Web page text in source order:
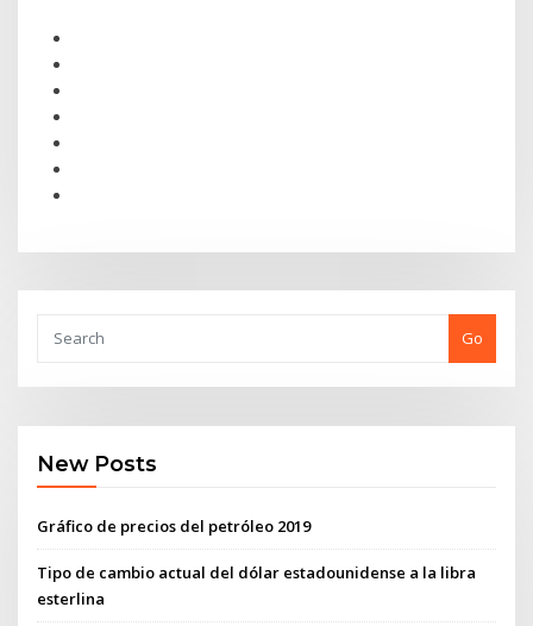
Go
New Posts
Gráfico de precios del petróleo 2019
Tipo de cambio actual del dólar estadounidense a la libra
esterlina